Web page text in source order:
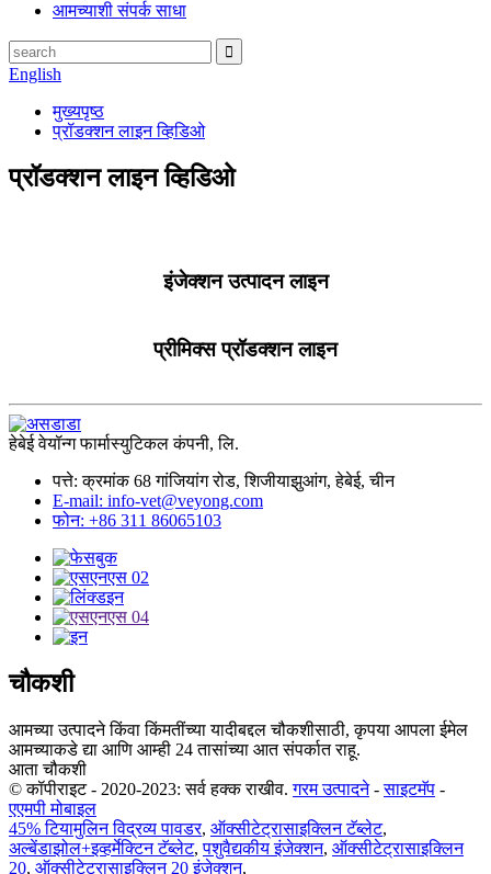
आमच्याशी संपर्क साधा
English
मुख्यपृष्ठ
प्रॉडक्शन लाइन व्हिडिओ
प्रॉडक्शन लाइन व्हिडिओ
इंजेक्शन उत्पादन लाइन
प्रीमिक्स प्रॉडक्शन लाइन
हेबेई वेयॉन्ग फार्मास्युटिकल कंपनी, लि.
पत्ते: क्रमांक 68 गांजियांग रोड, शिजीयाझुआंग, हेबेई, चीन
E-mail: info-vet@veyong.com
फोन: +86 311 86065103
चौकशी
आमच्या उत्पादने किंवा किंमतींच्या यादीबद्दल चौकशीसाठी, कृपया आपला ईमेल
आमच्याकडे द्या आणि आम्ही 24 तासांच्या आत संपर्कात राहू.
आता चौकशी
© कॉपीराइट - 2020-2023: सर्व हक्क राखीव. गरम उत्पादने-साइटमॅप -
एएमपी मोबाइल
45% टियामुलिन विद्रव्य पावडर, ऑक्सीटेट्रासाइक्लिन टॅब्लेट,
अल्बेंडाझोल+इव्हर्मेक्टिन टॅब्लेट,पशुवैद्यकीय इंजेक्शन, ऑक्सीटेट्रासाइक्लिन
20, ऑक्सीटेट्रासाइक्लिन 20 इंजेक्शन,